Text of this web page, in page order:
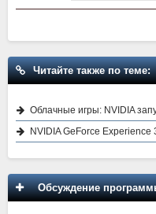
Читайте также по теме:
Облачные игры: NVIDIA
NVIDIA GeForce Experience
Обсуждение